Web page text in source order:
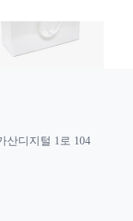
산디지털 1로 104